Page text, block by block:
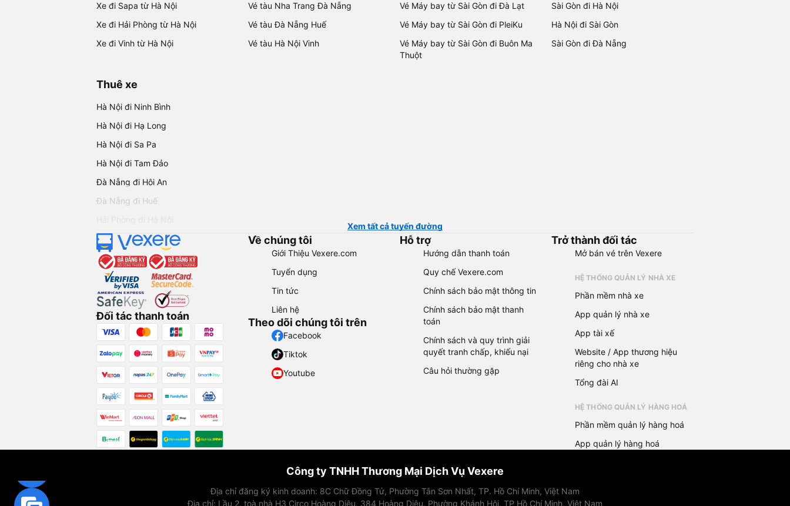
Xe đi Sapa từ Hà Nội
Xe đi Hải Phòng từ Hà Nội
Xe đi Vinh từ Hà Nội
Vé tàu Nha Trang Đà Nẵng
Vé tàu Đà Nẵng Huế
Vé tàu Hà Nội Vinh
Vé Máy bay từ Sài Gòn đi Đà Lạt
Vé Máy bay từ Sài Gòn đi PleiKu
Vé Máy bay từ Sài Gòn đi Buôn Ma
Thuột
Sài Gòn đi Hà Nội
Hà Nội đi Sài Gòn
Sài Gòn đi Đà Nẵng
Thuê xe
Hà Nội đi Ninh Bình
Hà Nội đi Hạ Long
Hà Nội đi Sa Pa
Hà Nội đi Tam Đảo
Đà Nẵng đi Hội An
Đà Nẵng đi Huế
Xem tất cả tuyến đường
Đối tác thanh toán
Về chúng tôi
Giới Thiệu Vexere.com
Tuyển dụng
Tin tức
Liên hệ
Theo dõi chúng tôi trên
Facebook
Tiktok
Youtube
Hỗ trợ
Hướng dẫn thanh toán
Quy chế Vexere.com
Chính sách bảo mật thông tin
Chính sách bảo mật thanh
toán
Chính sách và quy trình giải
quyết tranh chấp, khiếu nại
Câu hỏi thường gặp
Trở thành đối tác
Mở bán vé trên Vexere
HỆ THỐNG QUẢN LÝ NHÀ XE
Phần mềm nhà xe
App quản lý nhà xe
App tài xế
Website / App thương hiệu
riêng cho nhà xe
Tổng đài AI
HỆ THỐNG QUẢN LÝ HÀNG HOÁ
Phần mềm quản lý hàng hoá
App quản lý hàng hoá
Công ty TNHH Thương Mại Dịch Vụ Vexere
Địa chỉ đăng ký kinh doanh: 8C Chữ Đồng Tử, Phường Tân Sơn Nhất, TP. Hồ Chí Minh, Việt Nam
Địa chỉ: Lầu 2, toà nhà H3 Circo Hoàng Diệu, 384 Hoàng Diệu, Phường Khánh Hội, TP Hồ Chí Minh, Việt Nam